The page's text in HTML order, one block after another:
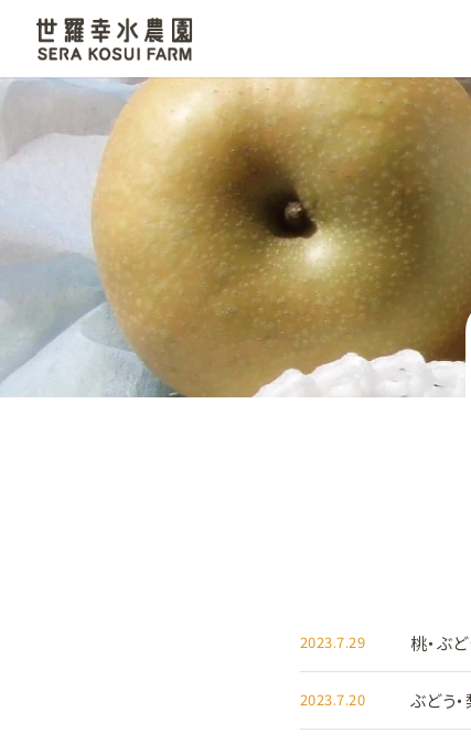
世羅幸水農園
なし
2023.7.29 桃・ぶ
2023.7.20 ぶどう